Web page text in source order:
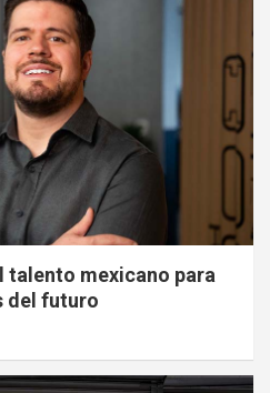
talento mexicano para
del futuro